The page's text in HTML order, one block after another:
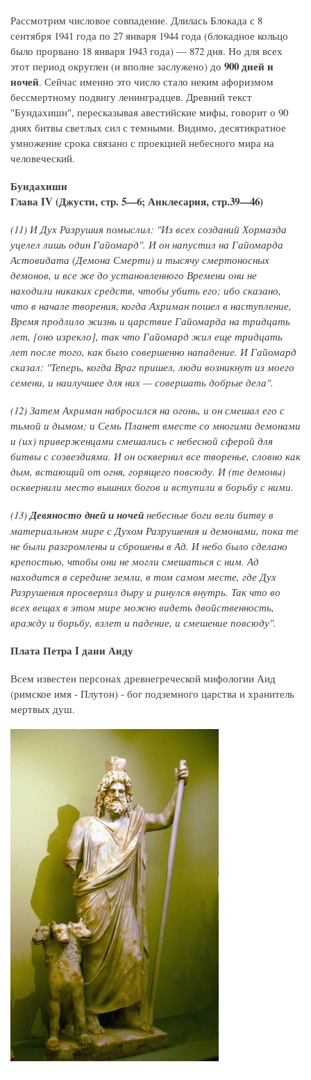
Рассмотрим числовое совпадение. Длилась Блокада с 8
сентября 1941 года по 27 января 1944 года (блокадное кольцо
было прорвано 18 января 1943 года) — 872 дня. Но для всех
этот период округлен (и вполне заслужено) до 900 дней и
ночей. Сейчас именно это число стало неким афоризмом
бессмертному подвигу ленинградцев. Древний текст
"Бундахишн", пересказывая авестийские мифы, говорит о 90
днях битвы светлых сил с темными. Видимо, десятикратное
умножение срока связано с проекцией небесного мира на
человеческий.
Бундахишн
Глава IV (Джусти, стр. 5—6; Анклесария, стр.39—46)
(11) И Дух Разрушия помыслил: "Из всех созданий Хормазда
уцелел лишь один Гайомард". И он напустил на Гайомарда
Астовидата (Демона Смерти) и тысячу смертоносных
демонов, и все же до установленного Времени они не
находили никаких средств, чтобы убить его; ибо сказано,
что в начале творения, когда Ахриман пошел в наступление,
Время продлило жизнь и царствие Гайомарда на тридцать
лет, [оно изрекло], так что Гайомард жил еще тридцать
лет после того, как было совершенно нападение. И Гайомард
сказал: "Теперь, когда Враг пришел, люди возникнут из моего
семени, и наилучшее для них — совершать добрые дела".
(12) Затем Ахриман набросился на огонь, и он смешал его с
тьмой и дымом; и Семь Планет вместе со многими демонами
и (их) приверженцами смешались с небесной сферой для
битвы с созвездиями. И он осквернил все творенье, словно как
дым, встающий от огня, горящего повсюду. И (те демоны)
осквернили место вышних богов и вступили в борьбу с ними.
(13) Девяносто дней и ночей небесные боги вели битву в
материальном мире с Духом Разрушения и демонами, пока те
не были разгромлены и сброшены в Ад. И небо было сделано
крепостью, чтобы они не могли смешаться с ним. Ад
находится в середине земли, в том самом месте, где Дух
Разрушения просверлил дыру и ринулся внутрь. Так что во
всех вещах в этом мире можно видеть двойственность,
вражду и борьбу, взлет и падение, и смешение повсюду".
Плата Петра I дани Аиду
Всем известен персонах древнегреческой мифологии Аид
(римское имя - Плутон) - бог подземного царства и хранитель
мертвых душ.